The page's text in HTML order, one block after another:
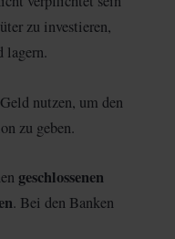
zu investieren,
lagern.
nutzen, um den
zu geben.
geschlossenen
. Bei den Banken